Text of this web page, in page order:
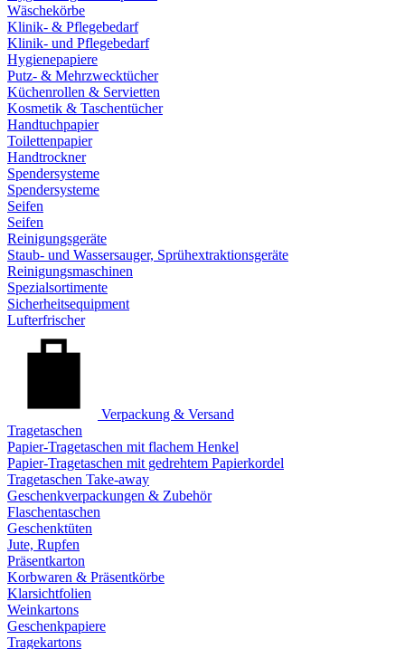
Wäschekörbe
Klinik- & Pflegebedarf
Klinik- und Pflegebedarf
Hygienepapiere
Putz- & Mehrzwecktücher
Küchenrollen & Servietten
Kosmetik & Taschentücher
Handtuchpapier
Toilettenpapier
Handtrockner
Spendersysteme
Spendersysteme
Seifen
Seifen
Reinigungsgeräte
Staub- und Wassersauger, Sprühextraktionsgeräte
Reinigungsmaschinen
Spezialsortimente
Sicherheitsequipment
Lufterfrischer
Verpackung & Versand
Tragetaschen
Papier-Tragetaschen mit flachem Henkel
Papier-Tragetaschen mit gedrehtem Papierkordel
Tragetaschen Take-away
Geschenkverpackungen & Zubehör
Flaschentaschen
Geschenktüten
Jute, Rupfen
Präsentkarton
Korbwaren & Präsentkörbe
Klarsichtfolien
Weinkartons
Geschenkpapiere
Tragekartons